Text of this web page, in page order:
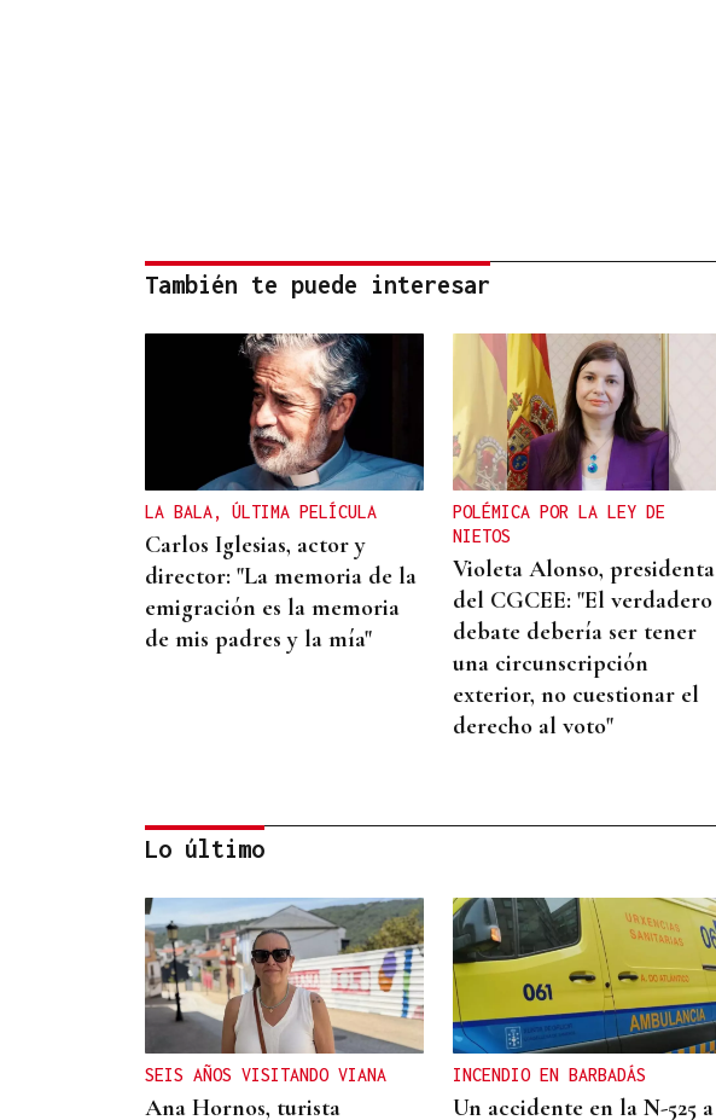
También te puede interesar
LA BALA, ÚLTIMA PELÍCULA
Carlos Iglesias, actor y
director: "La memoria de la
emigración es la memoria
de mis padres y la mía"
POLÉMICA POR LA LEY DE
NIETOS
Violeta Alonso, presidenta
del CGCEE: "El verdadero
debate debería ser tener
una circunscripción
exterior, no cuestionar el
derecho al voto"
BIOGRAFÍAS
Jesusa Prado López, la
fuerza ourensana que
iluminó La Habana
Lo último
SEIS AÑOS VISITANDO VIANA
Ana Hornos, turista
INCENDIO EN BARBADÁS
Un accidente en la N-525 a